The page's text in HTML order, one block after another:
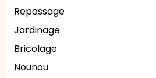
Repassage
Jardinage
Bricolage
Nounou